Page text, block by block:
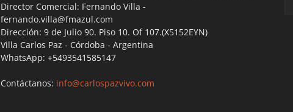
Director Comercial: Fernando Villa -
fernando.villa@fmazul.com
Dirección: 9 de Julio 90. Piso 10. Of 107.(X5152EYN)
Villa Carlos Paz - Córdoba - Argentina
WhatsApp: +5493541585147
Contáctanos: info@carlospazvivo.com